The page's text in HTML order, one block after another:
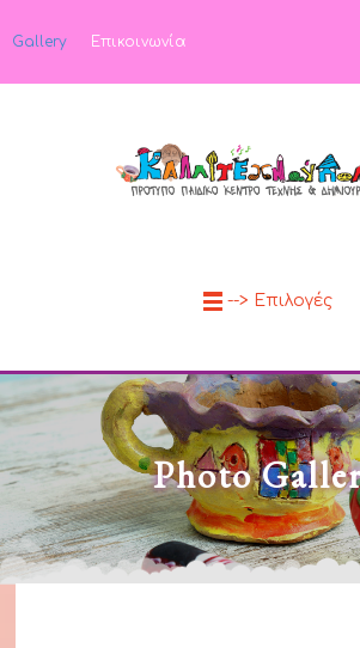
Gallery Επικοινωνία
--> Επιλογές
Photo